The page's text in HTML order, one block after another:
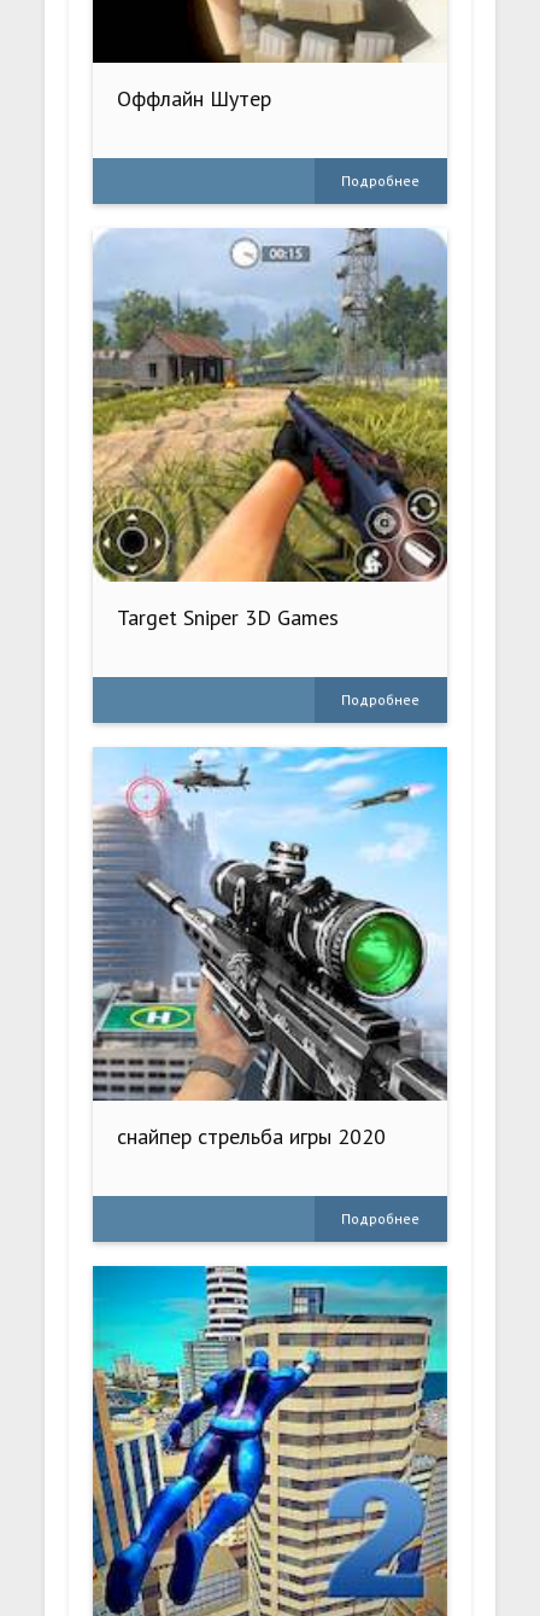
Оффлайн Шутер
Подробнее
Target Sniper 3D Games
Подробнее
снайпер стрельба игры 2020
Подробнее